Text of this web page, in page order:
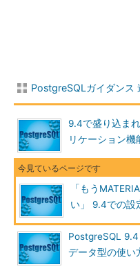
work_mem = 4MB
#
PostgreSQLでは、以前か
データベース接続したクラ
更できました。例えば図1は
のハッシュ生成処理などを
場合のSQLです。
db1=> SET work_mem TO
図1 接続クライアントからSQLで
例
PostgreSQLガイダンス
9.4で盛り込ま
リケーション機
「もう
い」 9.4での設
PostgreSQL
データ型の使い